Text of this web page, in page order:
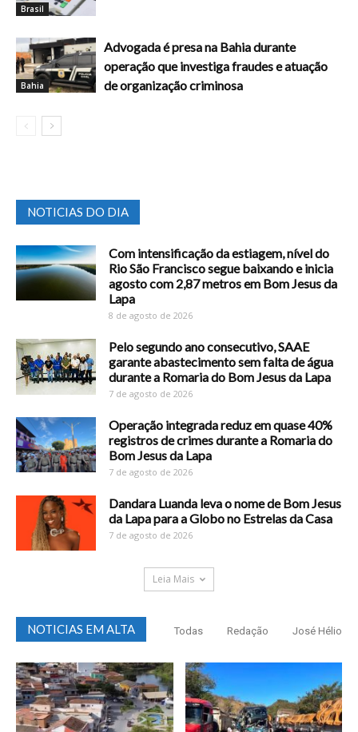
Brasil
Bahia
Advogada é presa na Bahia durante
operação que investiga fraudes e atuação
de organização criminosa
NOTICIAS DO DIA
Com intensificação da estiagem, nível do
Rio São Francisco segue baixando e inicia
agosto com 2,87 metros em Bom Jesus da
Lapa
8 de agosto de 2026
Pelo segundo ano consecutivo, SAAE
garante abastecimento sem falta de água
durante a Romaria do Bom Jesus da Lapa
7 de agosto de 2026
Operação integrada reduz em quase 40%
registros de crimes durante a Romaria do
Bom Jesus da Lapa
7 de agosto de 2026
Dandara Luanda leva o nome de Bom Jesus
da Lapa para a Globo no Estrelas da Casa
7 de agosto de 2026
Leia Mais
NOTICIAS EM ALTA Todas Redação José Hélio